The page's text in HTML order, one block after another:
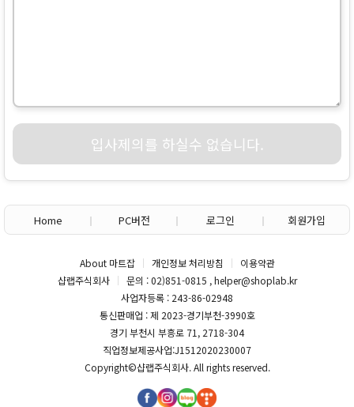
입사제의를 하실수 없습니다.
Home PC버전 로그인 회원가입
About 마트잡 개인정보 처리방침
이용약관
샵랩주식회사
문의 : 02)851-0815 , helper@shoplab.kr
사업자등록 : 243-86-02948
통신판매업 : 제 2023-경기부천-3990호
경기 부천시 부흥로 71, 2718-304
직업정보제공사업:J1512020230007
Copyright©샵랩주식회사. All rights reserved.